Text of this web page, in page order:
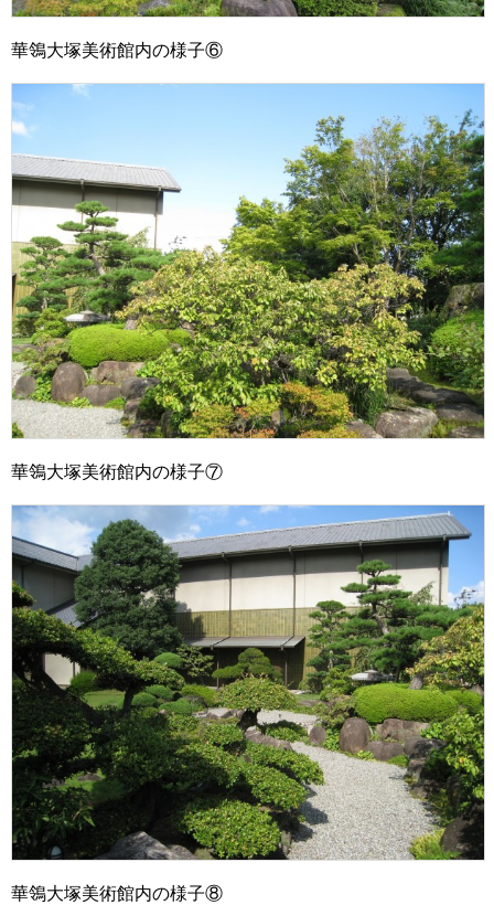
華鴒大塚美術館内の様子⑥
華鴒大塚美術館内の様子⑦
華鴒大塚美術館内の様子⑧